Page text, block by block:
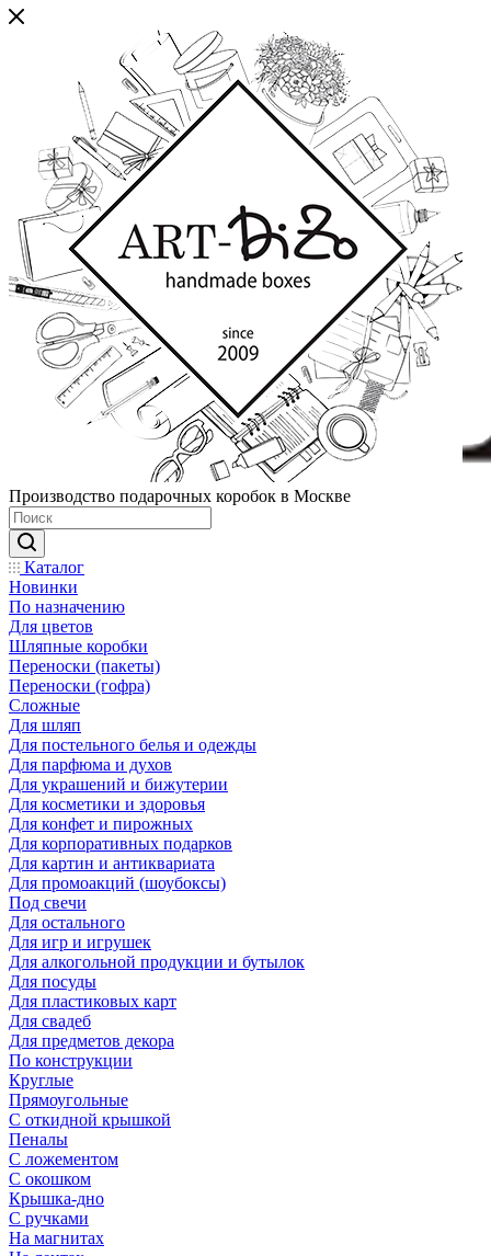
Производство подарочных коробок в Москве
Каталог
Новинки
По назначению
Для цветов
Шляпные коробки
Переноски (пакеты)
Переноски (гофра)
Сложные
Для шляп
Для постельного белья и одежды
Для парфюма и духов
Для украшений и бижутерии
Для косметики и здоровья
Для конфет и пирожных
Для корпоративных подарков
Для картин и антиквариата
Для промоакций (шоубоксы)
Под свечи
Для остального
Для игр и игрушек
Для алкогольной продукции и бутылок
Для посуды
Для пластиковых карт
Для свадеб
Для предметов декора
По конструкции
Круглые
Прямоугольные
С откидной крышкой
Пеналы
С ложементом
С окошком
Крышка-дно
С ручками
На магнитах